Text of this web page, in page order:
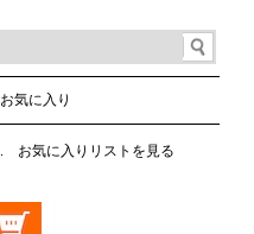
お気に入り
お気に入りリストを見る